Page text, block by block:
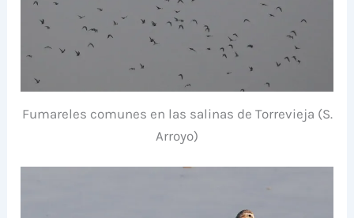
Fumareles comunes en las salinas de Torrevieja (S.
Arroyo)